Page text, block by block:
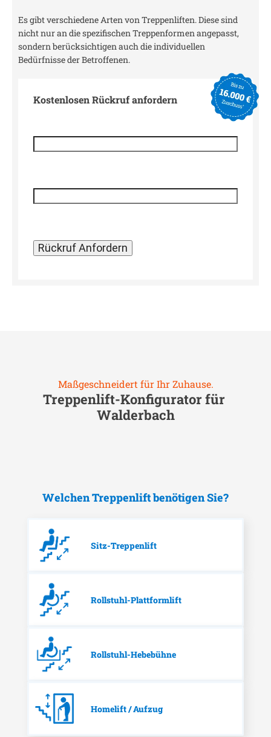
Es gibt verschiedene Arten von Treppenliften. Diese sind
nicht nur an die spezifischen Treppenformen angepasst,
sondern berücksichtigen auch die individuellen
Bedürfnisse der Betroffenen.
Kostenlosen Rückruf anfordern
Maßgeschneidert für Ihr Zuhause.
Treppenlift-Konfigurator für
Walderbach
Welchen Treppenlift benötigen Sie?
Sitz-Treppenlift
Rollstuhl-Plattformlift
Rollstuhl-Hebebühne
Homelift / Aufzug